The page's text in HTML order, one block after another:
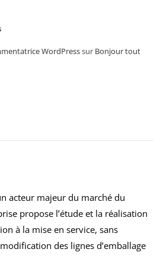
WordPresssur Bonjour tout
acteur majeur du marché du
propose l’étude et la réalisation
à la mise en service, sans
des lignes d’emballage